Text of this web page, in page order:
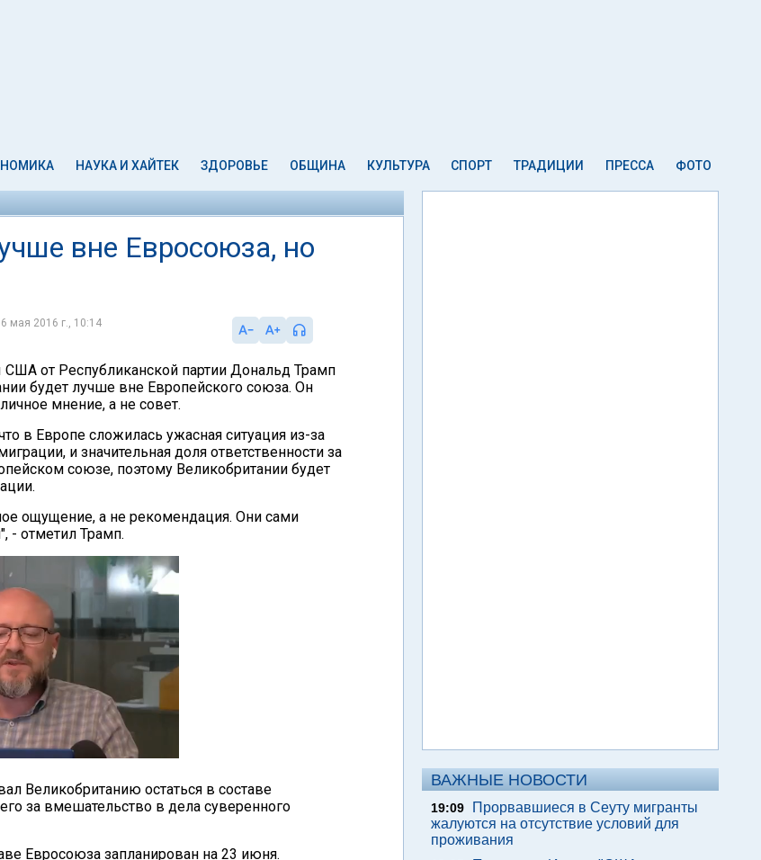
НАУКА И ХАЙТЕК ЗДОРОВЬЕ ОБЩИНА КУЛЬТУРА СПОРТ ТРАДИЦИИ ПРЕССА ФОТО
вне Евросоюза, но
мая 2016 г., 10:14
от Республиканской партии Дональд Трамп
будет лучше вне Европейского союза. Он
мнение, а не совет.
в Европе сложилась ужасная ситуация из-за
и значительная доля ответственности за
союзе, поэтому Великобритании будет
ощущение, а не рекомендация. Они сами
- отметил Трамп.
Великобританию остаться в составе
за вмешательство в дела суверенного
Евросоюза запланирован на 23 июня.
ВАЖНЫЕ НОВОСТИ
19:09
Прорвавшиеся в Сеуту мигранты
жалуются на отсутствие условий для
проживания